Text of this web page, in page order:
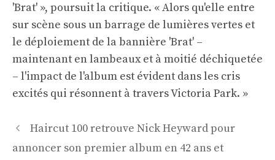
'Brat' », poursuit la critique. « Alors qu'elle entre
sur scène sous un barrage de lumières vertes et
le déploiement de la bannière 'Brat' –
maintenant en lambeaux et à moitié déchiquetée
– l'impact de l'album est évident dans les cris
excités qui résonnent à travers Victoria Park. »
Navigation
des
Haircut 100 retrouve Nick Heyward pour
annoncer son premier album en 42 ans et